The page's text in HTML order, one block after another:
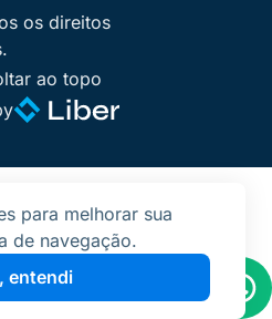
os direitos
ao topo
para melhorar sua
de navegação.
entendi